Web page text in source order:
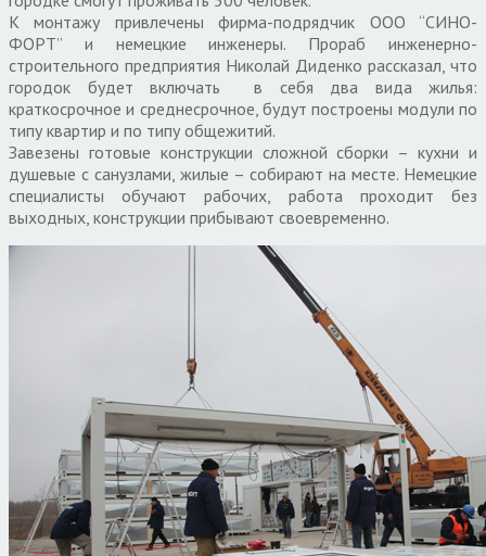
К монтажу привлечены фирма-подрядчик ООО “СИНО-
ФОРТ” и немецкие инженеры. Прораб инженерно-
строительного предприятия Николай Диденко рассказал, что
городок будет включать в себя два вида жилья:
краткосрочное и среднесрочное, будут построены модули по
типу квартир и по типу общежитий.
Завезены готовые конструкции сложной сборки – кухни и
душевые с санузлами, жилые – собирают на месте. Немецкие
специалисты обучают рабочих, работа проходит без
выходных, конструкции прибывают своевременно.